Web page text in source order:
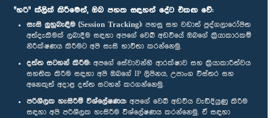
"හරි" ක්ලික් කිරීමෙන්, ඔබ පහත සඳහන් දේට එකඟ වේ:
සැසි ලුහුබැඳීම (Session Tracking): පහසු සහ වඩාත් පුද්ගලාරෝපිත
අත්දැකීමක් ලබාදීම සඳහා අපගේ වෙබ් අඩවියේ ඔබගේ ක්‍රියාකාරකම්
නිරීක්ෂණය කිරීමට අපි සැසි භාවිතා කරන්නෙමු.
දත්ත සටහන් කිරීම: අපගේ සේවාවන්හි ආරක්ෂාව සහ ක්‍රියාකාරීත්වය
සහතික කිරීම සඳහා අපි ඔබගේ IP ලිපිනය, උපාංග විස්තර සහ
අනෙකුත් අදාළ දත්ත සටහන් කරගන්නෙමු.
පරිශීලක හැසිරීම් විශ්ලේෂණය: අපගේ වෙබ් අඩවිය වැඩිදියුණු කිරීම
සඳහා අපි පරිශීලක හැසිරීම විශ්ලේෂණය කරන්නෙමු. ඒ සඳහා
අප හා සම්බන්ධ වී සිටින්න :
සම්මාන